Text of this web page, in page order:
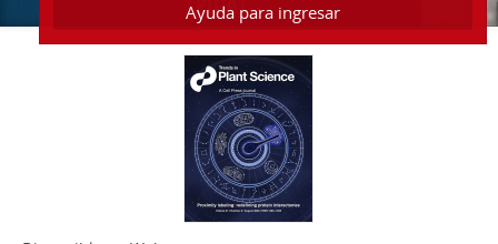
Ayuda para ingresar